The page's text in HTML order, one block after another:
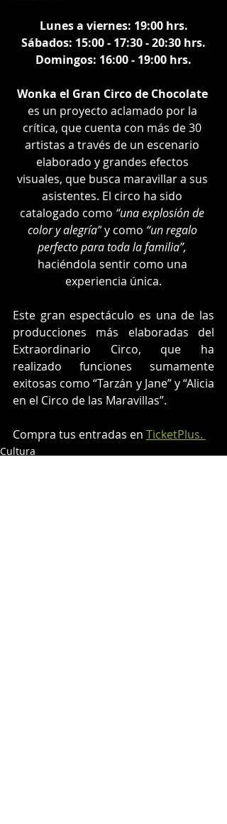
Lunes a viernes: 19:00 hrs.
Sábados: 15:00 - 17:30 - 20:30 hrs.
Domingos: 16:00 - 19:00 hrs.
Wonka el Gran Circo de Chocolate
es un proyecto aclamado por la
crítica, que cuenta con más de 30
artistas a través de un escenario
elaborado y grandes efectos
visuales, que busca maravillar a sus
asistentes. El circo ha sido
catalogado como “una explosión de
color y alegría” y como “un regalo
perfecto para toda la familia”,
haciéndola sentir como una
experiencia única.
Este gran espectáculo es una de las
producciones más elaboradas del
Extraordinario Circo, que ha
realizado funciones sumamente
exitosas como “Tarzán y Jane” y “Alicia
en el Circo de las Maravillas”.
Compra tus entradas en TicketPlus.
Cultura